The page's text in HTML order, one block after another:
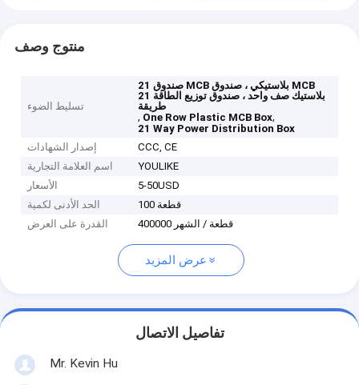
منتوج وصف
تسليط الضوء
21 صندوق MCB بلاستيكي ، صندوق MCB
بلاستيك صف واحد ، صندوق توزيع الطاقة 21
طريقة
, One Row Plastic MCB Box,
21 Way Power Distribution Box
إصدار الشهادات
CCC, CE
اسم العلامة التجارية
YOULIKE
الأسعار
5-50USD
الحد الأدنى لكمية
100 قطعة
القدرة على العرض
400000 قطعة / الشهر
عرض المزيد
تفاصيل الاتصال
Mr. Kevin Hu